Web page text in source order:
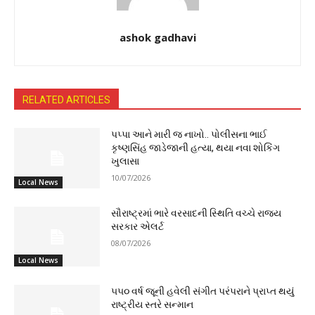
ashok gadhavi
RELATED ARTICLES
Local News
પપ્પા આને મારી જ નાખો.. પોલીસના ભાઈ
કૃષ્ણસિંહ જાડેજાની હત્યા, થયા નવા શોકિંગ
ખુલાસા
10/07/2026
Local News
સૌરાષ્ટ્રમાં ભારે વરસાદની સ્થિતિ વચ્ચે રાજ્ય
સરકાર એલર્ટ
08/07/2026
૫૫૦ વર્ષ જૂની હવેલી સંગીત પરંપરાને પ્રાપ્ત થયું
રાષ્ટ્રીય સ્તરે સન્માન